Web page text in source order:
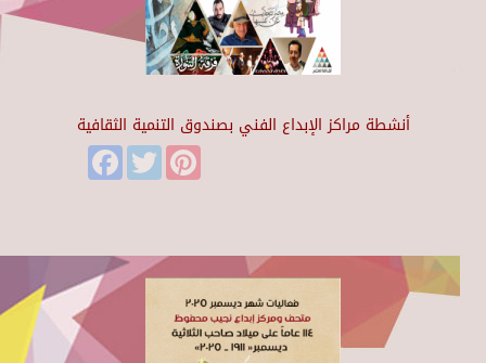
أنشطة مراكز الإبداع الفني بصندوق التنمية الثقافية
FacebookTwitter